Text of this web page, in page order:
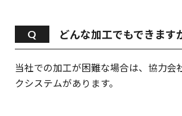
どんな加工でもできます
当社での加工が困難な場合は、協力会
クシステムがあります。